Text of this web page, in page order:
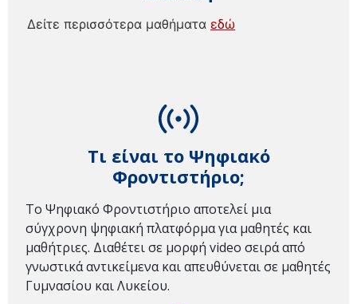
Τι είναι το Ψηφιακό
Φροντιστήριο;
Το Ψηφιακό Φροντιστήριο αποτελεί μια
σύγχρονη ψηφιακή πλατφόρμα για μαθητές και
μαθήτριες. Διαθέτει σε μορφή video σειρά από
γνωστικά αντικείμενα και απευθύνεται σε μαθητές
Γυμνασίου και Λυκείου.
Δείτε περισσότερα μαθήματα εδώ